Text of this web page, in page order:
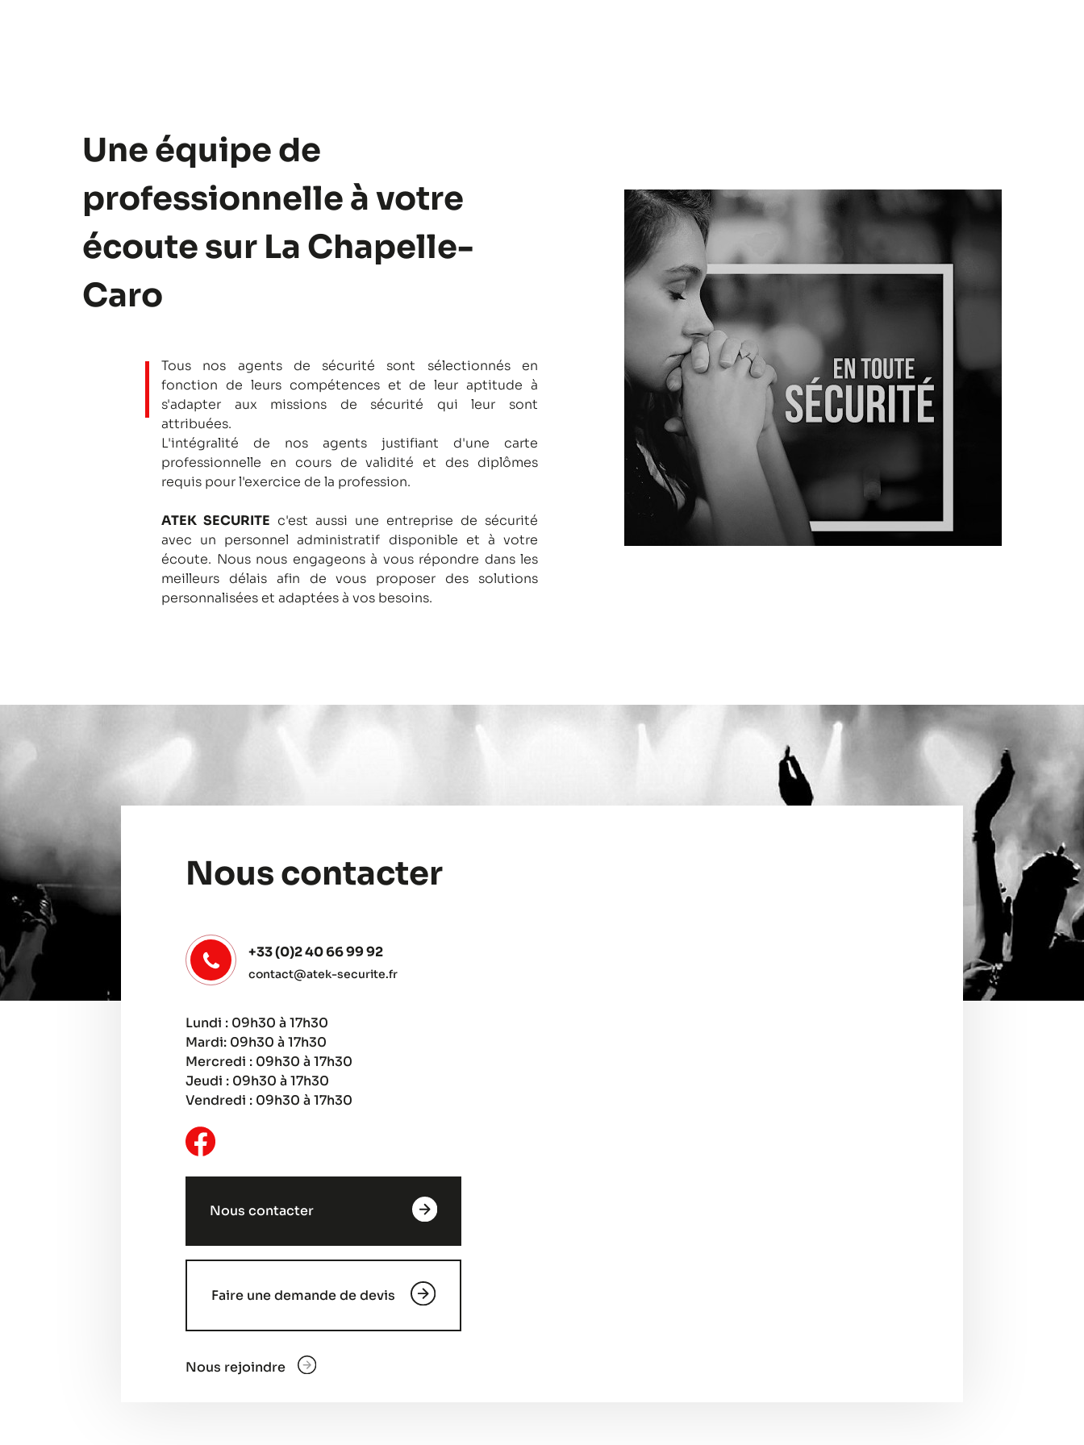
Une équipe de
professionnelle à votre
écoute sur La Chapelle-
Caro
Tous nos agents de sécurité sont sélectionnés en
fonction de leurs compétences et de leur aptitude à
s'adapter aux missions de sécurité qui leur sont
attribuées.
L'intégralité de nos agents justifiant d'une carte
professionnelle en cours de validité et des diplômes
requis pour l'exercice de la profession.
ATEK SECURITE c'est aussi une entreprise de sécurité
avec un personnel administratif disponible et à votre
écoute. Nous nous engageons à vous répondre dans les
meilleurs délais afin de vous proposer des solutions
personnalisées et adaptées à vos besoins.
Nous contacter
+33 (0)2 40 66 99 92
contact@atek-securite.fr
Lundi : 09h30 à 17h30
Mardi: 09h30 à 17h30
Mercredi : 09h30 à 17h30
Jeudi : 09h30 à 17h30
Vendredi : 09h30 à 17h30
Nous contacter
Faire une demande de devis
Nous rejoindre